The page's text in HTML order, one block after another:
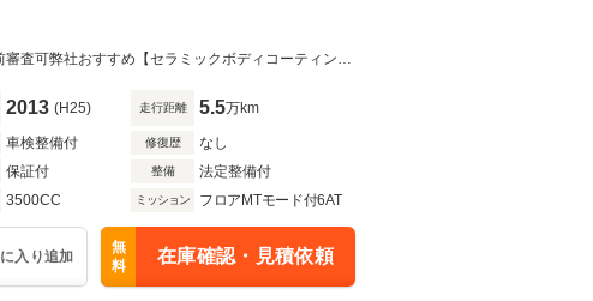
◆陸送費半額キャンペーン中◆全国納車OK◆オートローン金利4.9%事前審査可弊社おすすめ【セラミックボディコーティング】 ございます！是非この機会にご検討ください！
2013 (H25) 走行距離 5.5万km
車検整備付 修復歴 なし
保証付 整備 法定整備付
3500CC ミッション フロアMTモード付6AT
入り追加
無
料
在庫確認・見積依頼